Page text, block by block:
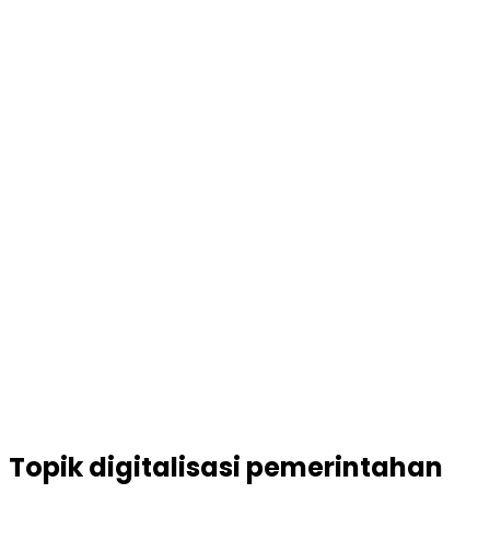
Topikdigitalisasi pemerintahan